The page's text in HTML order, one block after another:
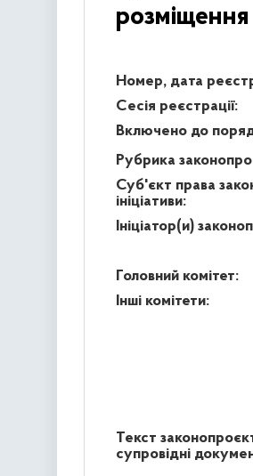
Номер, дата
Сесія реєстрації:
Включено до
Рубрика
Суб'єкт права
ініціативи:
Ініціатор(и)
Головний комітет:
Інші комітети:
Текст
супровідні